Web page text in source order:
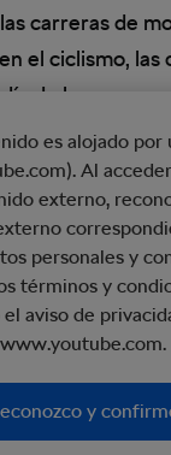
carreras de
el ciclismo,
de hoy como
Así que la
recuerda que
compartir la
es alojado por
Al
externo,
personales y
términos y
aviso de
www.youtube.com.
y
origen de la
Ashley